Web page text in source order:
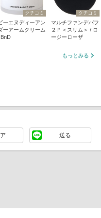
クチコミ
ーエヌディーアン
ーアームクリーム
クチコミ
マルチファンデパフ
２Ｐ＜スリム＞ / ロ
ージーローザ
もっとみる
送る